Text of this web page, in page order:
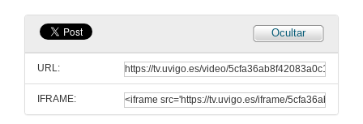
Ocultar
URL:
IFRAME:
Vídeo. Proxecto de Planta de Produción e Instalación de Xardíns Verticais
25 de abr. de 2019
Proxecto de Planta de Produción e Instalación de Xardíns Verticais II